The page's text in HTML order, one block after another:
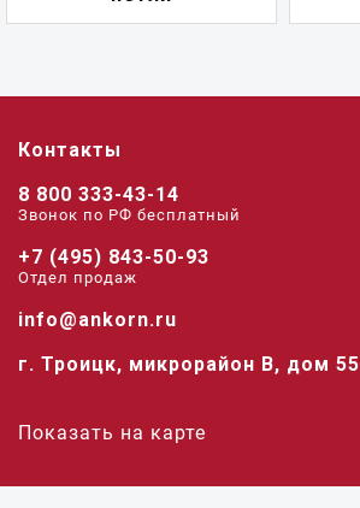
Контакты
8 800 333-43-14
Звонок по РФ беcплатный
+7 (495) 843-50-93
Отдел продаж
info@ankorn.ru
г. Троицк, микрорайон В, дом 55
Показать на карте